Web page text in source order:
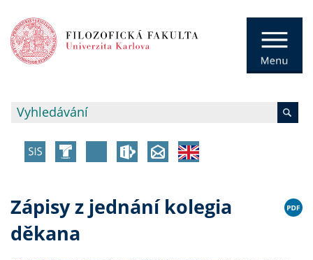
Zápisy z jednání kolegia
děkana